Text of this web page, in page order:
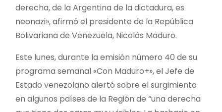
derecha, de la Argentina de la dictadura, es
neonazi», afirmó el presidente de la República
Bolivariana de Venezuela, Nicolás Maduro.
Este lunes, durante la emisión número 40 de su
programa semanal «Con Maduro+», el Jefe de
Estado venezolano alertó sobre el surgimiento
en algunos países de la Región de “una derecha